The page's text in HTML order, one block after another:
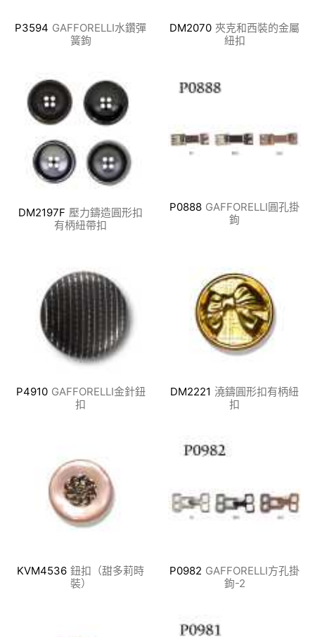
P3594 GAFFORELLI水鑽彈
簧鉤
DM2070 夾克和西裝的金屬
紐扣
DM2197F 壓力鑄造圓形扣
有柄紐帶扣
P0888 GAFFORELLI圓孔掛
鉤
P4910 GAFFORELLI金針鈕
扣
DM2221 澆鑄圓形扣有柄紐
扣
KVM4536 鈕扣（甜多莉時
裝）
P0982 GAFFORELLI方孔掛
鉤-2